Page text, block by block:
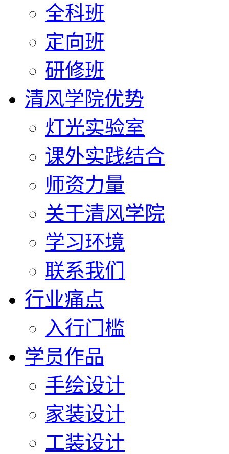
全科班
定向班
研修班
清风学院优势
灯光实验室
课外实践结合
师资力量
关于清风学院
学习环境
联系我们
行业痛点
入行门槛
学员作品
手绘设计
家装设计
工装设计